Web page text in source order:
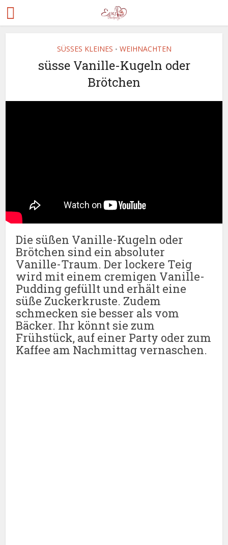
SÜSSES KLEINES • WEIHNACHTEN
süsse Vanille-Kugeln oder
Brötchen
Die süßen Vanille-Kugeln oder
Brötchen sind ein absoluter
Vanille-Traum. Der lockere Teig
wird mit einem cremigen Vanille-
Pudding gefüllt und erhält eine
süße Zuckerkruste. Zudem
schmecken sie besser als vom
Bäcker. Ihr könnt sie zum
Frühstück, auf einer Party oder zum
Kaffee am Nachmittag vernaschen.